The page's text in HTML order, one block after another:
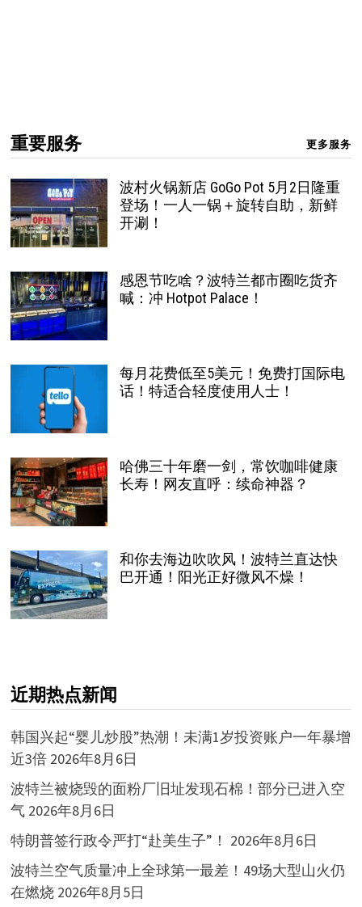
重要服务 更多服务
波村火锅新店 GoGo Pot 5月2日隆重
登场！一人一锅＋旋转自助，新鲜
开涮！
感恩节吃啥？波特兰都市圈吃货齐
喊：冲 Hotpot Palace！
每月花费低至5美元！免费打国际电
话！特适合轻度使用人士！
哈佛三十年磨一剑，常饮咖啡健康
长寿！网友直呼：续命神器？
和你去海边吹吹风！波特兰直达快
巴开通！阳光正好微风不燥！
近期热点新闻
韩国兴起“婴儿炒股”热潮！未满1岁投资账户一年暴增
近3倍 2026年8月6日
波特兰被烧毁的面粉厂旧址发现石棉！部分已进入空
气 2026年8月6日
特朗普签行政令严打“赴美生子”！ 2026年8月6日
波特兰空气质量冲上全球第一最差！49场大型山火仍
在燃烧 2026年8月5日